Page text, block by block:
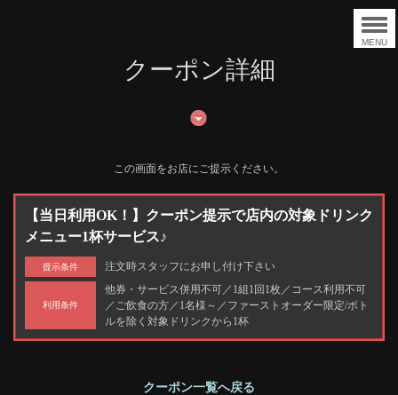
MENU
クーポン詳細
この画面をお店にご提示ください。
【当日利用OK！】クーポン提示で店内の対象ドリンク
メニュー1杯サービス♪
提示条件 注文時スタッフにお申し付け下さい
利用条件
他券・サービス併用不可／1組1回1枚／コース利用不可
／ご飲食の方／1名様～／ファーストオーダー限定/ボト
ルを除く対象ドリンクから1杯
クーポン一覧へ戻る